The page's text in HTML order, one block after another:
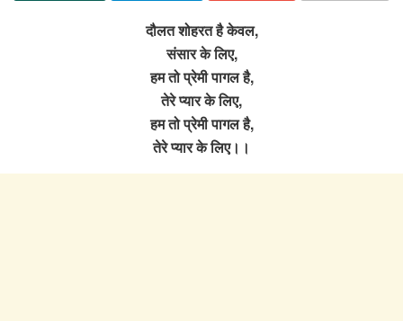
दौलत शोहरत है केवल,
संसार के लिए,
हम तो प्रेमी पागल है,
तेरे प्यार के लिए,
हम तो प्रेमी पागल है,
तेरे प्यार के लिए।।